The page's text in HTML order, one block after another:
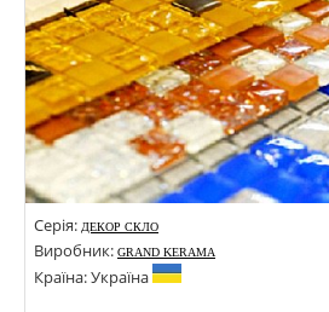
Серія: ДЕКОР СКЛО
Виробник: GRAND KERAMA
Країна: Україна